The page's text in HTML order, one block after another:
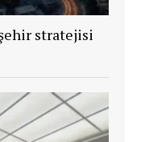
stratejisi